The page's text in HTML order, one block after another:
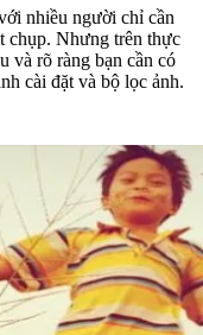
nhiều người chỉ cần
chụp. Nhưng trên thực
và rõ ràng bạn cần có
cài đặt và bộ lọc ảnh.